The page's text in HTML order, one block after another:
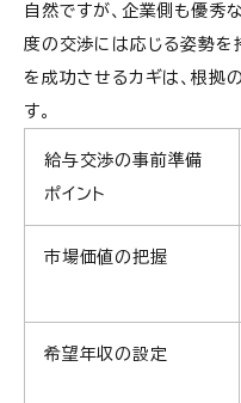
自然ですが、企業側も優秀
度の交渉には応じる姿勢を
を成功させるカギは、根拠
す。
給与交渉の事前準備
ポイント
市場価値の把握
希望年収の設定